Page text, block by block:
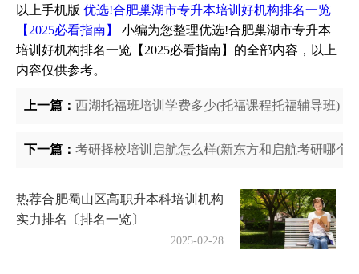
以上手机版 优选!合肥巢湖市专升本培训好机构排名一览
【2025必看指南】
小编为您整理优选!合肥巢湖市专升本
培训好机构排名一览【2025必看指南】的全部内容，以上
内容仅供参考。
上一篇： 西湖托福班培训学费多少(托福课程托福辅导班)
下一篇： 考研择校培训启航怎么样(新东方和启航考研哪个
热荐合肥蜀山区高职升本科培训机构
实力排名〔排名一览〕
2025-02-28